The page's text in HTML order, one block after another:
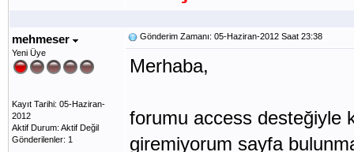
mehmeser
Yeni Üye
Kayıt Tarihi: 05-Haziran-
2012
Aktif Durum: Aktif Değil
Gönderilenler: 1
Gönderim Zamanı: 05-Haziran-2012 Saat 23:38
Merhaba,
forumu access desteğiyle
giremiyorum sayfa